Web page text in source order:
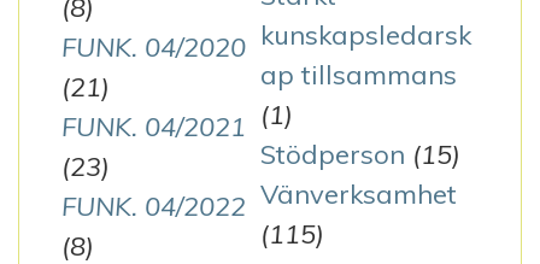
FUNK. 04/2020
(21)
FUNK. 04/2021
(23)
FUNK. 04/2022
(8)
kunskapsledarsk
ap tillsammans
(1)
Stödperson (15)
Vänverksamhet
(115)